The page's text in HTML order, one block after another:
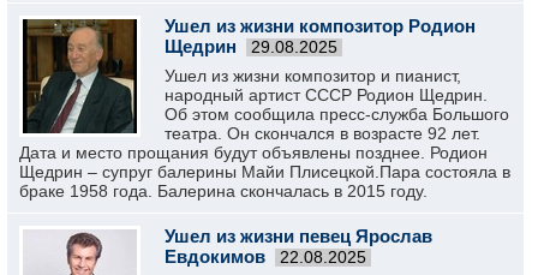
Ушел из жизни композитор Родион
Щедрин
29.08.2025
Ушел из жизни композитор и пианист,
народный артист СССР Родион Щедрин.
Об этом сообщила пресс-служба Большого
театра. Он скончался в возрасте 92 лет.
Дата и место прощания будут объявлены позднее. Родион
Щедрин – супруг балерины Майи Плисецкой.Пара состояла в
браке 1958 года. Балерина скончалась в 2015 году.
Ушел из жизни певец Ярослав
Евдокимов
22.08.2025